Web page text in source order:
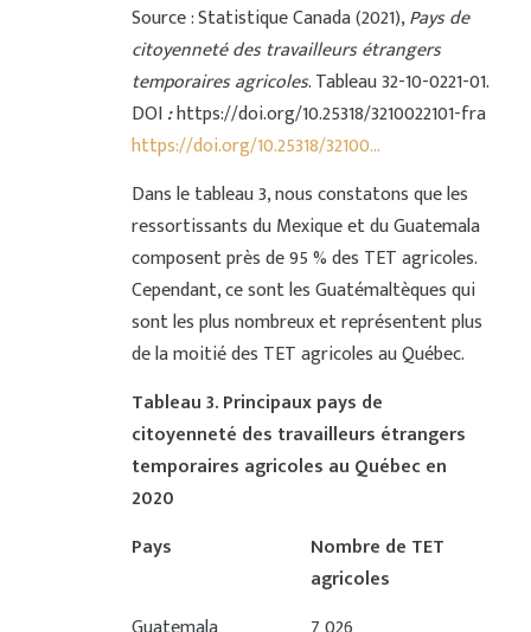
Source : Statistique Canada (2021),Pays de
citoyenneté des travailleurs étrangers
temporaires agricoles. Tableau 32-10-0221-01.
DOI:https://doi.org/10.25318/3210022101-fra
https://doi.org/10.25318/32100...
Dans le tableau 3, nous constatons que les
ressortissants du Mexique et du Guatemala
composent près de 95 % des TET agricoles.
Cependant, ce sont les Guatémaltèques qui
sont les plus nombreux et représentent plus
de la moitié des TET agricoles au Québec.
Tableau 3. Principaux pays de
citoyenneté des travailleurs étrangers
temporaires agricoles au Québec en
2020
Pays
Nombre de TET
agricoles